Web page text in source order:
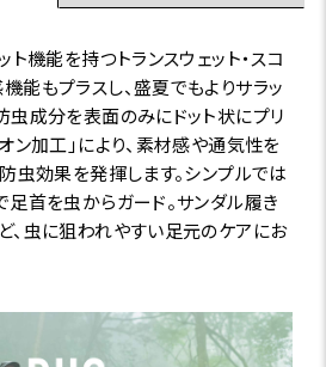
ト機能を持つトランスウェット・スコ
能もプラスし、盛夏でもよりサラッ
虫成分を表面のみにドット状にプリ
ン加工」により、素材感や通気性を
虫効果を発揮します。シンプルでは
足首を虫からガード。サンダル履き
、虫に狙われやすい足元のケアにお